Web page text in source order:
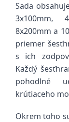
Sada
3x100mm,
8x200mm a
priemer
s ich
Každý
pohodlné
krútiaceho
Okrem toho